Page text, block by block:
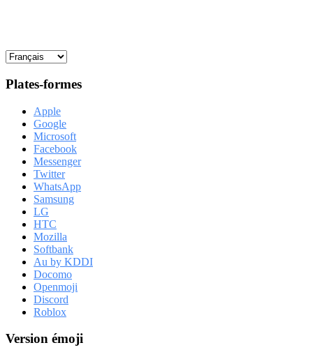
Plates-formes
Apple
Google
Microsoft
Facebook
Messenger
Twitter
WhatsApp
Samsung
LG
HTC
Mozilla
Softbank
Au by KDDI
Docomo
Openmoji
Discord
Roblox
Version émoji